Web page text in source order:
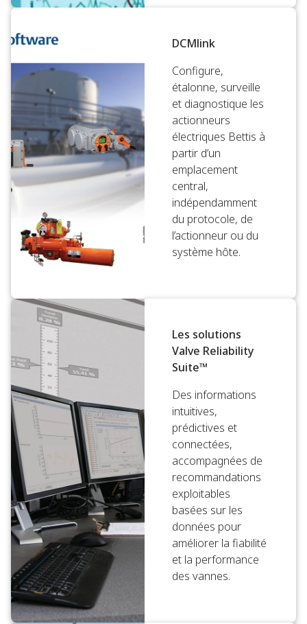
DCMlink
Configure,
étalonne, surveille
et diagnostique les
actionneurs
électriques Bettis à
partir d’un
emplacement
central,
indépendamment
du protocole, de
l’actionneur ou du
système hôte.
Les solutions
Valve Reliability
Suite™
Des informations
intuitives,
prédictives et
connectées,
accompagnées de
recommandations
exploitables
basées sur les
données pour
améliorer la fiabilité
et la performance
des vannes.